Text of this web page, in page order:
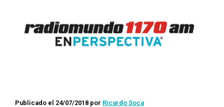
Publicado el 24/07/2018 por Ricardo Soca